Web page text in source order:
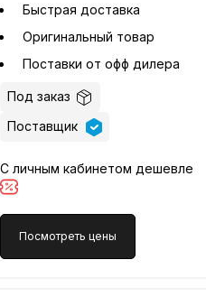
Быстрая доставка
Оригинальный товар
Поставки от офф дилера
Под заказ
Поставщик
С личным кабинетом дешевле
Посмотреть цены